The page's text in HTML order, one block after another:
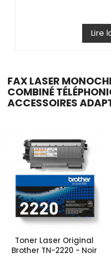
Lire
FAX LASER
COMBINÉ
ACCESSOIRES
Toner Laser Original
Brother TN-2220 - Noir